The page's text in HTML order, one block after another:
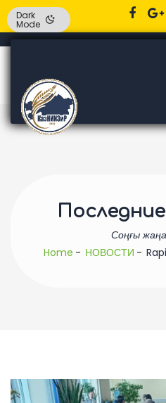
Соңғы
Home НОВОСТИ
Dark
Mode